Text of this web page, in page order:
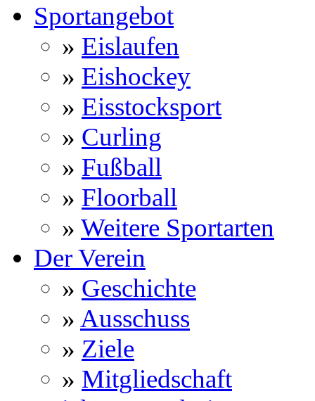
Sportangebot
» Eislaufen
» Eishockey
» Eisstocksport
» Curling
» Fußball
» Floorball
» Weitere Sportarten
Der Verein
» Geschichte
» Ausschuss
» Ziele
» Mitgliedschaft